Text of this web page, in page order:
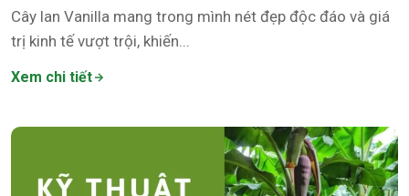
Cây lan Vanilla mang trong mình nét đẹp độc đáo và giá
trị kinh tế vượt trội, khiến...
Xem chi tiết